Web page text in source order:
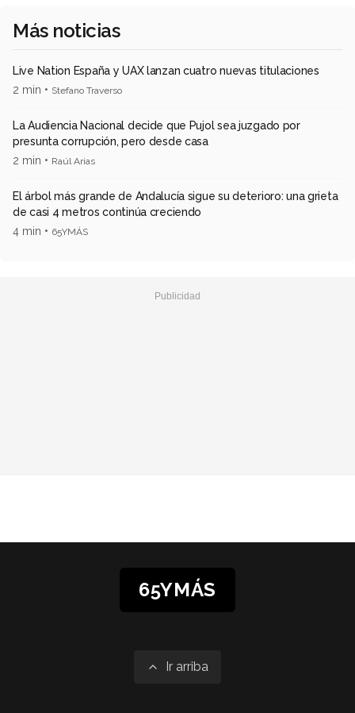
Más noticias
Live Nation España y UAX lanzan cuatro nuevas titulaciones
2 min • Stefano Traverso
La Audiencia Nacional decide que Pujol sea juzgado por
presunta corrupción, pero desde casa
2 min • Raúl Arias
El árbol más grande de Andalucía sigue su deterioro: una grieta
de casi 4 metros continúa creciendo
4 min • 65YMÁS
65YMÁS
Ir arriba